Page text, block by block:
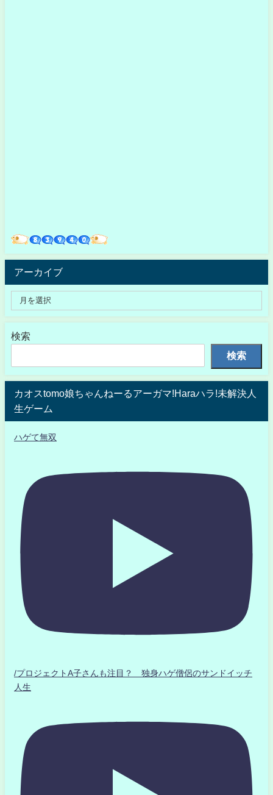
アーカイブ
検索
検索
カオスtomo娘ちゃんねーるアーガマ!Haraハラ!未解決人
生ゲーム
ハゲて無双
/プロジェクトA子さんも注目？ 独身ハゲ僧侶のサンドイッチ
人生